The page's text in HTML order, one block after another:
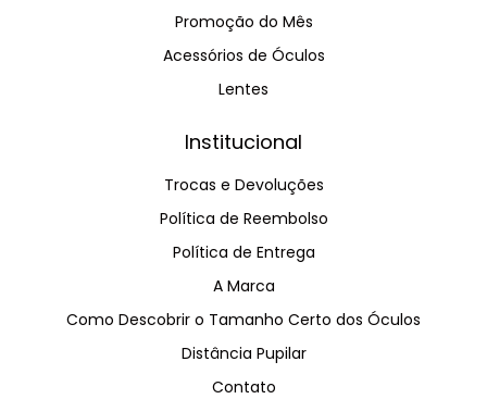
Promoção do Mês
Acessórios de Óculos
Lentes
Institucional
Trocas e Devoluções
Política de Reembolso
Política de Entrega
A Marca
Como Descobrir o Tamanho Certo dos Óculos
Distância Pupilar
Contato